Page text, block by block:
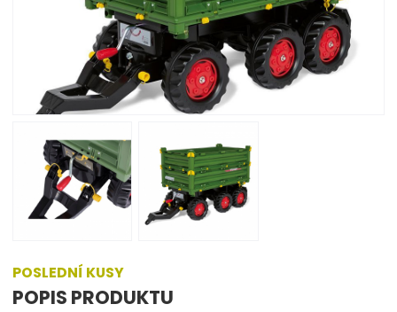
POSLEDNÍ KUSY
POPIS PRODUKTU